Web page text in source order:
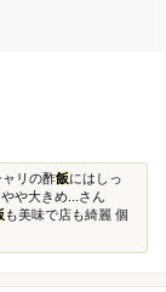
ャリの酢飯にはしっ
や大きめ...さん
も美味で店も綺麗 個